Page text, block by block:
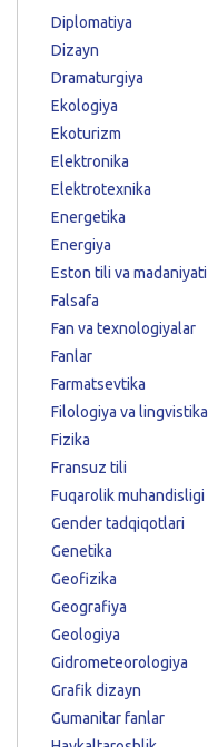
Diplomatiya
Dizayn
Dramaturgiya
Ekologiya
Ekoturizm
Elektronika
Elektrotexnika
Energetika
Energiya
Eston tili va madaniyati
Falsafa
Fan va texnologiyalar
Fanlar
Farmatsevtika
Filologiya va lingvistika
Fizika
Fransuz tili
Fuqarolik muhandisligi
Gender tadqiqotlari
Genetika
Geofizika
Geografiya
Geologiya
Gidrometeorologiya
Grafik dizayn
Gumanitar fanlar